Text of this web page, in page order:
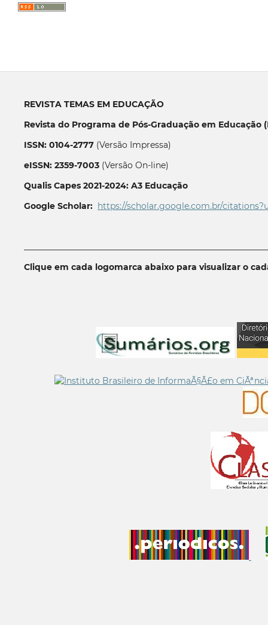
REVISTA TEMAS EM EDUCAÇÃO
Revista do Programa de Pós-Graduação em Educação
ISSN: 0104-2777(Versão Impressa)
eISSN: 2359-7003(Versão On-line)
Qualis Capes 2021-2024: A3 Educação
Google Scholar: https://scholar.google.com.br/
Clique em cada logomarca abaixo para visualizar o